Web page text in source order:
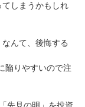
しまうかもしれ
んて、後悔する
陥りやすいので注